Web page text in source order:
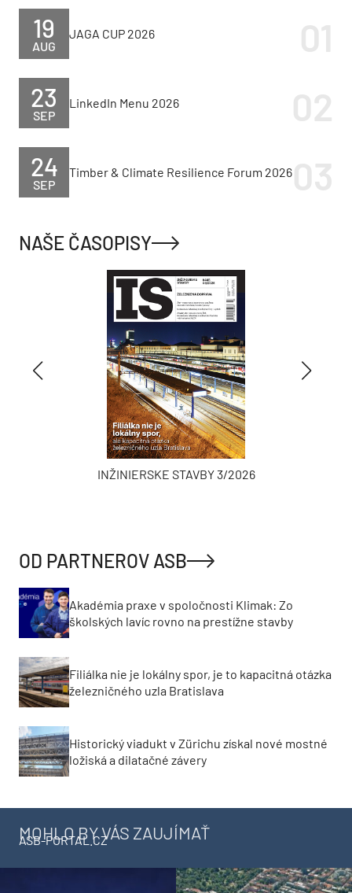
AUG
19 JAGA CUP 2026
SEP
23 LinkedIn Menu 2026
SEP
24 Timber & Climate Resilience Forum 2026
NAŠE ČASOPISY
INŽINIERSKE STAVBY 3/2026
OD PARTNEROV ASB
Akadémia praxe v spoločnosti Klimak: Zo
školských lavíc rovno na prestížne stavby
Filiálka nie je lokálny spor, je to kapacitná otázka
železničného uzla Bratislava
Historický viadukt v Zürichu získal nové mostné
ložiská a dilatačné závery
MOHLO BY VÁS ZAUJÍMAŤ
ASB-PORTAL.CZ